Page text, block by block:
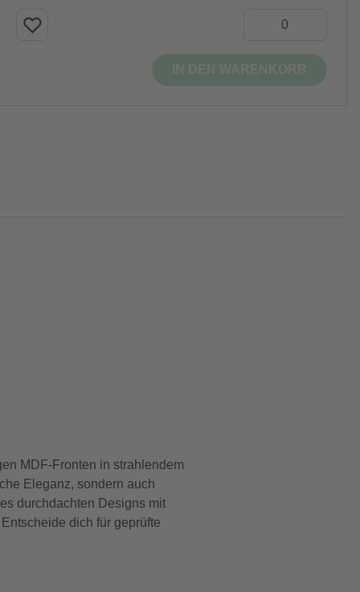
MDF-Fronten in strahlendem
Eleganz, sondern auch
durchdachten Designs mit
dich für geprüfte